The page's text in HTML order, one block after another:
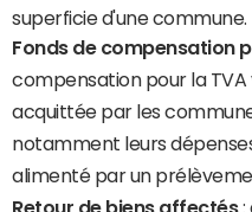
superficie d'une commune.
Fonds de compensation
compensation pour la TVA
acquittée par les
notamment leurs
alimenté par un
Retour de biens affectés: